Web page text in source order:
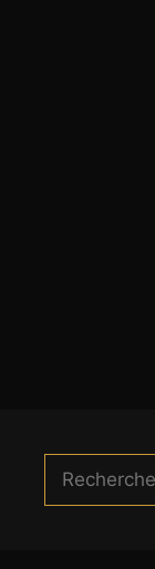
Rechercher :